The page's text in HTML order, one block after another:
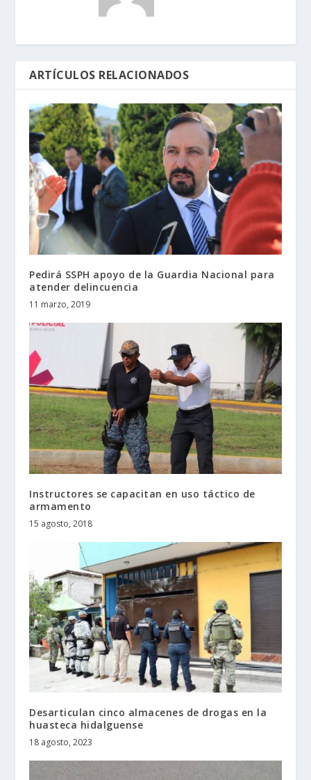
ARTÍCULOS RELACIONADOS
Pedirá SSPH apoyo de la Guardia Nacional para
atender delincuencia
11 marzo, 2019
Instructores se capacitan en uso táctico de
armamento
15 agosto, 2018
Desarticulan cinco almacenes de drogas en la
huasteca hidalguense
18 agosto, 2023